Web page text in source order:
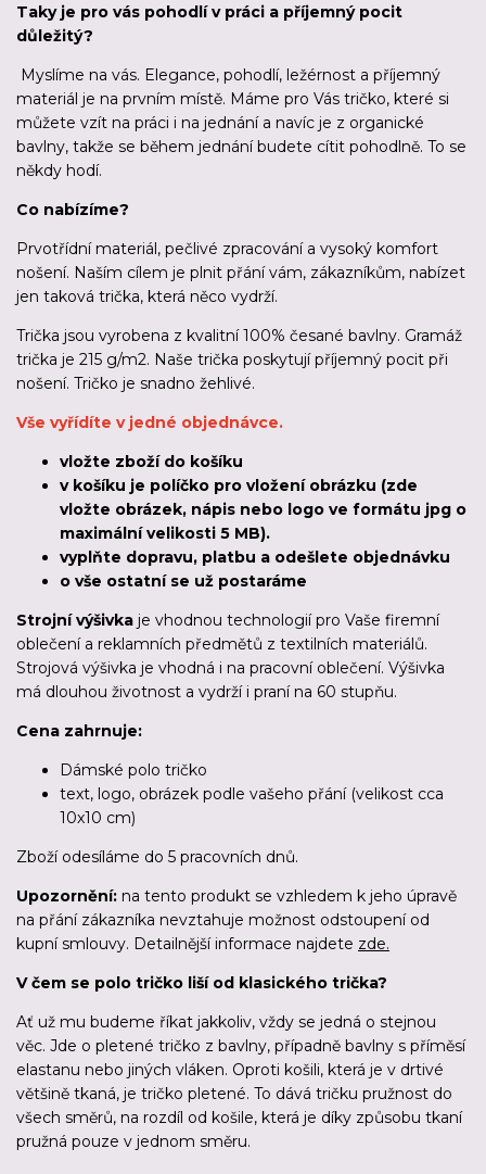
Taky je pro vás pohodlí v práci a příjemný pocit
důležitý?
Myslíme na vás. Elegance, pohodlí, ležérnost a příjemný
materiál je na prvním místě. Máme pro Vás tričko, které si
můžete vzít na práci i na jednání a navíc je z organické
bavlny, takže se během jednání budete cítit pohodlně. To se
někdy hodí.
Co nabízíme?
Prvotřídní materiál, pečlivé zpracování a vysoký komfort
nošení. Naším cílem je plnit přání vám, zákazníkům, nabízet
jen taková trička, která něco vydrží.
Trička jsou vyrobena z kvalitní 100% česané bavlny. Gramáž
trička je 215 g/m2. Naše trička poskytují příjemný pocit při
nošení. Tričko je snadno žehlivé.
Vše vyřídíte v jedné objednávce.
vložte zboží do košíku
v košíku je políčko pro vložení obrázku (zde
vložte obrázek, nápis nebo logo ve formátu jpg o
maximální velikosti 5 MB).
vyplňte dopravu, platbu a odešlete objednávku
o vše ostatní se už postaráme
Strojní výšivka je vhodnou technologií pro Vaše firemní
oblečení a reklamních předmětů z textilních materiálů.
Strojová výšivka je vhodná i na pracovní oblečení. Výšivka
má dlouhou životnost a vydrží i praní na 60 stupňu.
Cena zahrnuje:
Dámské polo tričko
text, logo, obrázek podle vašeho přání (velikost cca
10x10 cm)
Zboží odesíláme do 5 pracovních dnů.
Upozornění: na tento produkt se vzhledem k jeho úpravě
na přání zákazníka nevztahuje možnost odstoupení od
kupní smlouvy. Detailnější informace najdete zde.
V čem se polo tričko liší od klasického trička?
Ať už mu budeme říkat jakkoliv, vždy se jedná o stejnou
věc. Jde o pletené tričko z bavlny, případně bavlny s příměsí
elastanu nebo jiných vláken. Oproti košili, která je v drtivé
většině tkaná, je tričko pletené. To dává tričku pružnost do
všech směrů, na rozdíl od košile, která je díky způsobu tkaní
pružná pouze v jednom směru.